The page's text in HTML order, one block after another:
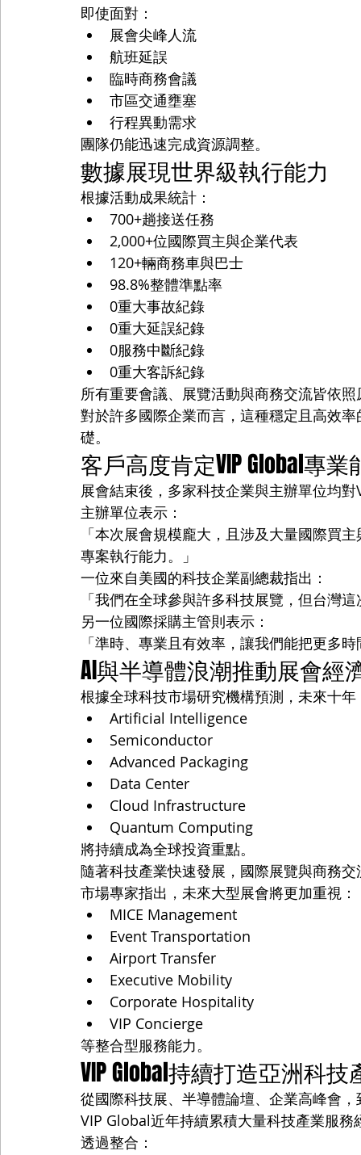
即使面對：
展會尖峰人流
航班延誤
臨時商務會議
市區交通壅塞
行程異動需求
團隊仍能迅速完成資源調整。
數據展現世界級執行能力
根據活動成果統計：
700+趟接送任務
2,000+位國際買主與企業代表
120+輛商務車與巴士
98.8%整體準點率
0重大事故紀錄
0重大延誤紀錄
0服務中斷紀錄
0重大客訴紀錄
所有重要會議、展覽活動與商務交流皆依
對於許多國際企業而言，這種穩定且高效
礎。
客戶高度肯定VIP Global專業
展會結束後，多家科技企業與主辦單位均
主辦單位表示：
「本次展會規模龐大，且涉及大量國際買
專案執行能力。」
一位來自美國的科技企業副總裁指出：
「我們在全球參與許多科技展覽，但台灣
另一位國際採購主管則表示：
「準時、專業且有效率，讓我們能把更多
AI與半導體浪潮推動展會經
根據全球科技市場研究機構預測，未來十年
Artificial Intelligence
Semiconductor
Advanced Packaging
Data Center
Cloud Infrastructure
Quantum Computing
將持續成為全球投資重點。
隨著科技產業快速發展，國際展覽與商務
市場專家指出，未來大型展會將更加重視：
MICE Management
Event Transportation
Airport Transfer
Executive Mobility
Corporate Hospitality
VIP Concierge
等整合型服務能力。
VIP Global持續打造亞洲科
從國際科技展、半導體論壇、企業高峰會
VIP Global近年持續累積大量科技產業服務
透過整合：